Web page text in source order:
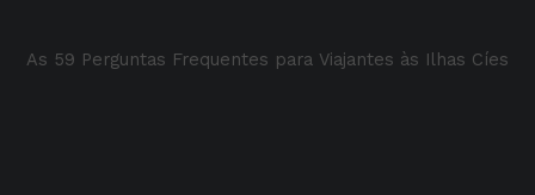
As 59 Perguntas Frequentes para Viajantes às Ilhas Cíes